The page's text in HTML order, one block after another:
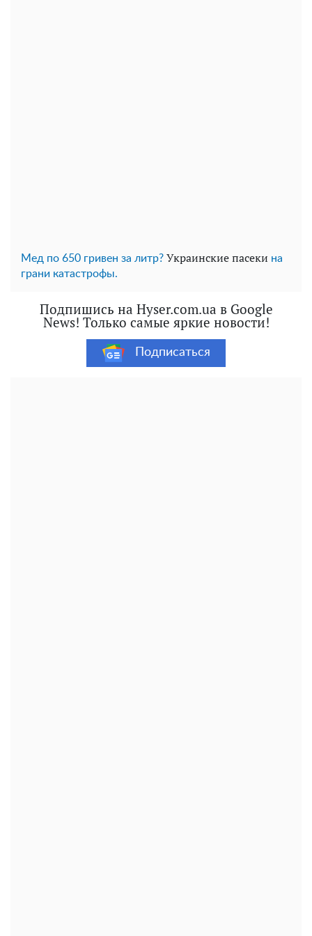
Мед по 650 гривен за литр? Украинские пасеки на
грани катастрофы.
Подпишись на Hyser.com.ua в Google
News! Только самые яркие новости!
Подписаться